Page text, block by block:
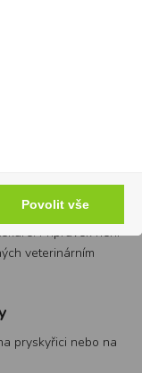
nebo se zdravotní
Přípravek není
veterinárním
pryskyřici nebo na
Povolit vše